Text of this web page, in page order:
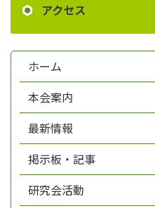
アクセス
ホーム
本会案内
最新情報
掲示板・記事
研究会活動